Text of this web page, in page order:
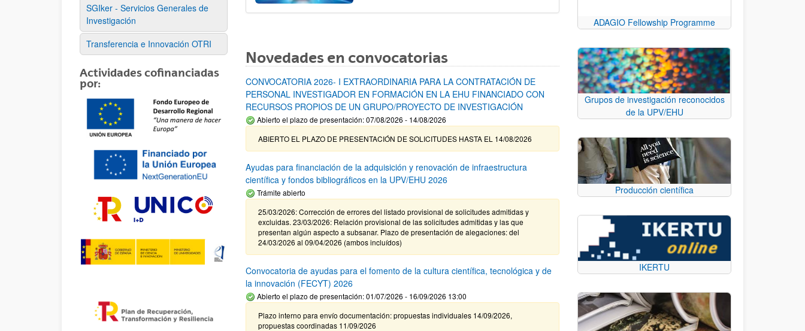
SGIker - Servicios Generales de
Investigación
Transferencia e Innovación OTRI
Actividades cofinanciadas
por:
Novedades en convocatorias
CONVOCATORIA 2026- I EXTRAORDINARIA PARA LA CONTRATACIÓN DE
PERSONAL INVESTIGADOR EN FORMACIÓN EN LA EHU FINANCIADO CON
RECURSOS PROPIOS DE UN GRUPO/PROYECTO DE INVESTIGACIÓN
Abierto el plazo de presentación: 07/08/2026 - 14/08/2026
ABIERTO EL PLAZO DE PRESENTACIÓN DE SOLICITUDES HASTA EL 14/08/2026
Ayudas para financiación de la adquisición y renovación de infraestructura
científica y fondos bibliográficos en la UPV/EHU 2026
Trámite abierto
25/03/2026: Corrección de errores del listado provisional de solicitudes admitidas y
excluidas. 23/03/2026: Relación provisional de las solicitudes admitidas y las que
presentan algún aspecto a subsanar. Plazo de presentación de alegaciones: del
24/03/2026 al 09/04/2026 (ambos incluídos)
Convocatoria de ayudas para el fomento de la cultura científica, tecnológica y de
la innovación (FECYT) 2026
Abierto el plazo de presentación: 01/07/2026 - 16/09/2026 13:00
Plazo interno para envío documentación: propuestas individuales 14/09/2026,
propuestas coordinadas 11/09/2026
ADAGIO Fellowship Programme
Grupos de investigación reconocidos
de la UPV/EHU
Producción científica
IKERTU